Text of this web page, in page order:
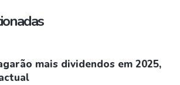
mais dividendos em 2025,